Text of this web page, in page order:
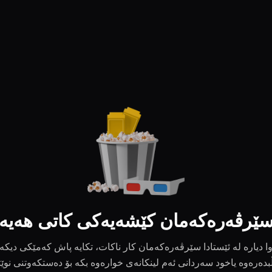
کێشەیەکی کاتی
وا دیارە لە ئێستادا سێرڤەرەکەمان کار ناکات، تکایە پاش کەمێکی دیکە
یاخود سەردانی ئەم لینکانەی خوارەوە بکە بۆ دەستکەوتنی